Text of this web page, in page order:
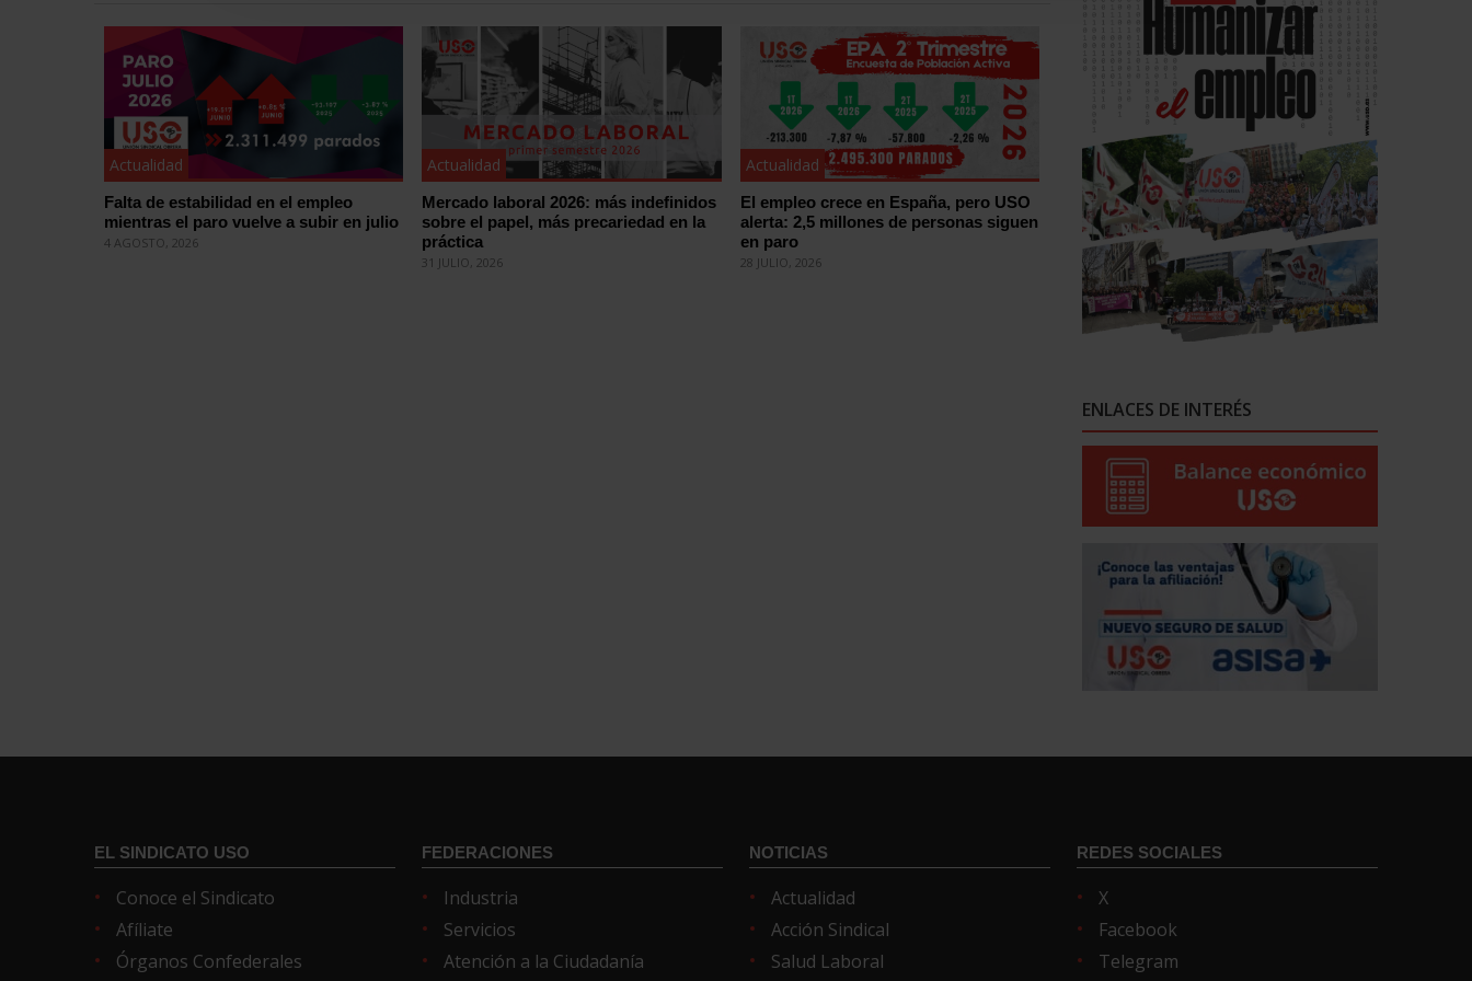
Actualidad
Falta de estabilidad en el empleo
mientras el paro vuelve a subir en julio
4 AGOSTO, 2026
Actualidad
Mercado laboral 2026: más indefinidos
sobre el papel, más precariedad en la
práctica
31 JULIO, 2026
Actualidad
El empleo crece en España, pero USO
alerta: 2,5 millones de personas siguen
en paro
28 JULIO, 2026
ENLACES DE INTERÉS
EL SINDICATO USO
Conoce el Sindicato
Afíliate
Órganos Confederales
FEDERACIONES
Industria
Servicios
Atención a la Ciudadanía
NOTICIAS
Actualidad
Acción Sindical
Salud Laboral
REDES SOCIALES
X
Facebook
Telegram